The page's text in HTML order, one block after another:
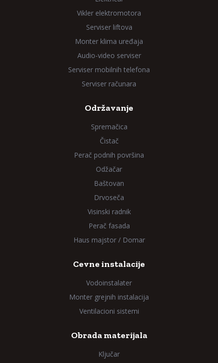
Vikler elektromotora
Serviser liftova
Monter klima uređaja
Audio-video serviser
Serviser mobilnih telefona
Serviser računara
Održavanje
Spremačica
Čistač
Perač podnih površina
Odžačar
Baštovan
Drvoseča
Visinski radnik
Perač fasada
Haus majstor / Domar
Cevne instalacije
Vodoinstalater
Monter grejnih instalacija
Ventilacioni sistemi
Obrada materijala
Ključar